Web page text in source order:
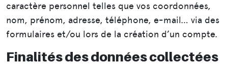
caractère personnel telles que vos coordonnées,
nom, prénom, adresse, téléphone, e-mail… via des
formulaires et/ou lors de la création d’un compte.
Finalités des données collectées